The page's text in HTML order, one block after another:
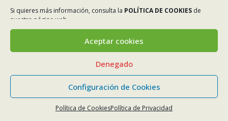
Si quieres más información, consulta la POLÍTICA DE COOKIES de
nuestra página web.
Aceptar cookies
Denegado
Configuración de Cookies
Política de CookiesPolítica de Privacidad